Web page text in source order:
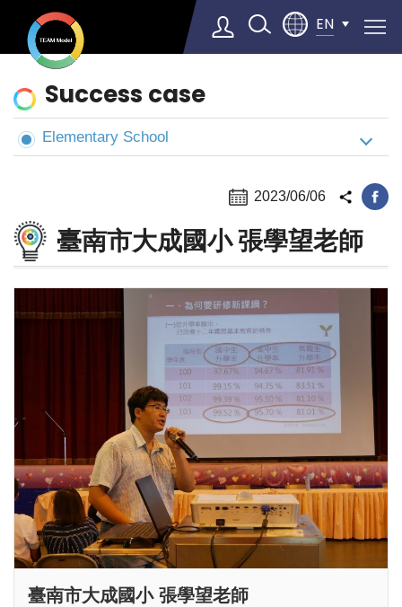
EN
▼
News
&
Cases
Success case
Elementary School
2023/06/06
臺南市大成國小 張學望老師
臺南市大成國小 張學望老師